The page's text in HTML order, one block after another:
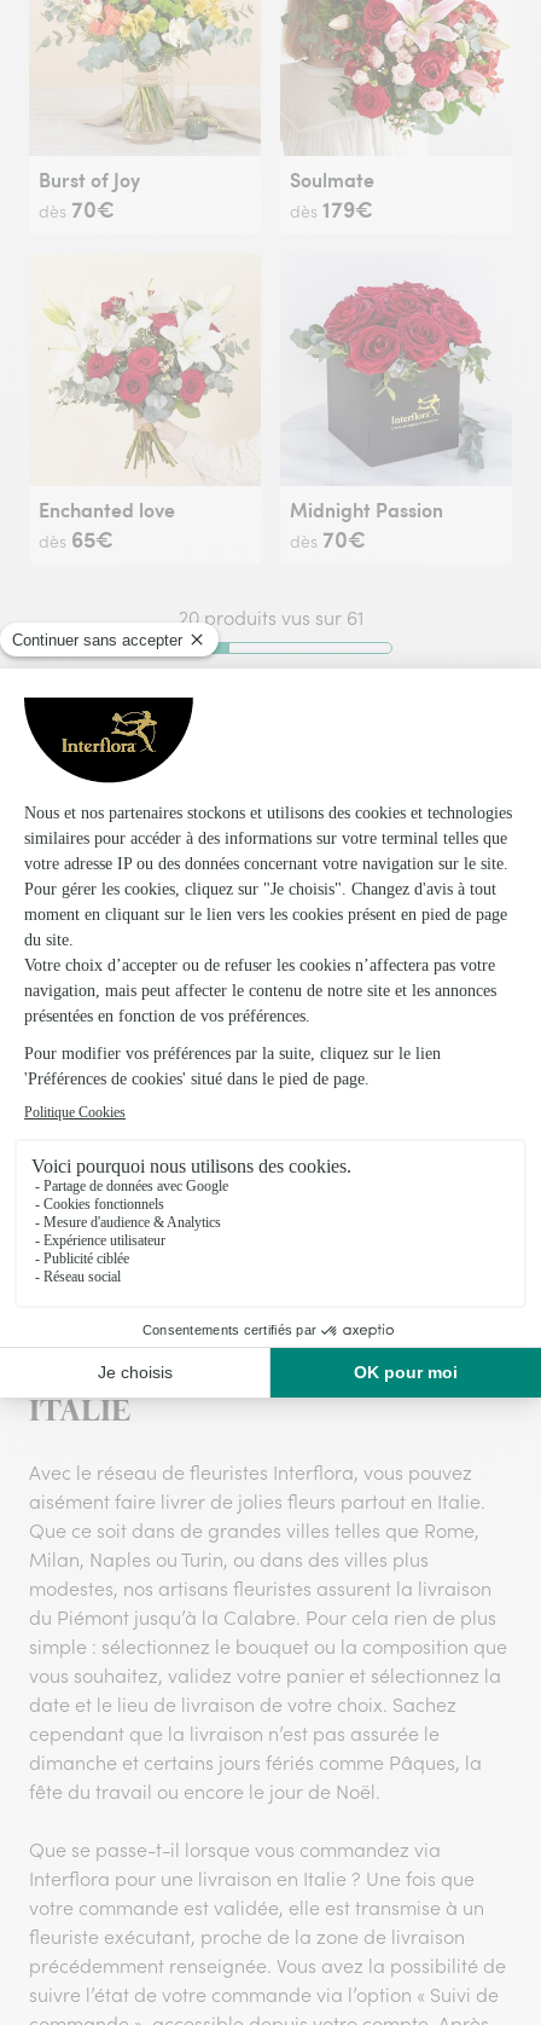
Burst of Joy
dès 70€
Soulmate
dès 179€
Enchanted love
dès 65€
Midnight Passion
dès 70€
20 produits vus sur 61
Voir plus de produits
Pas de livraisons dans les campings, les aéroports et
les bases militaires.
Les livraisons dans les ports, sur les bateaux, dans les
hôpitaux et les cimetières (hors deuil) ne sont pas
garanties .
Indiquez l'adresse exacte avec numéro de téléphone,
nom de la rue et numéro de la maison, code postale
ainsi que le nom de la localité.
Pour le deuil indiquez: l'heure et le lieu de la
cérémonie, l'adresse de livraison complète et le
numéro de téléphone de la famille
LIVRAISON DE FLEURS EN
ITALIE
Avec le réseau de fleuristes Interflora, vous pouvez
aisément faire livrer de jolies fleurs partout en Italie.
Que ce soit dans de grandes villes telles que Rome,
Milan, Naples ou Turin, ou dans des villes plus
modestes, nos artisans fleuristes assurent la livraison
du Piémont jusqu’à la Calabre. Pour cela rien de plus
simple : sélectionnez le bouquet ou la composition que
vous souhaitez, validez votre panier et sélectionnez la
date et le lieu de livraison de votre choix. Sachez
cependant que la livraison n’est pas assurée le
dimanche et certains jours fériés comme Pâques, la
fête du travail ou encore le jour de Noël.
Que se passe-t-il lorsque vous commandez via
Interflora pour une livraison en Italie ? Une fois que
votre commande est validée, elle est transmise à un
fleuriste exécutant, proche de la zone de livraison
précédemment renseignée. Vous avez la possibilité de
suivre l’état de votre commande via l’option « Suivi de